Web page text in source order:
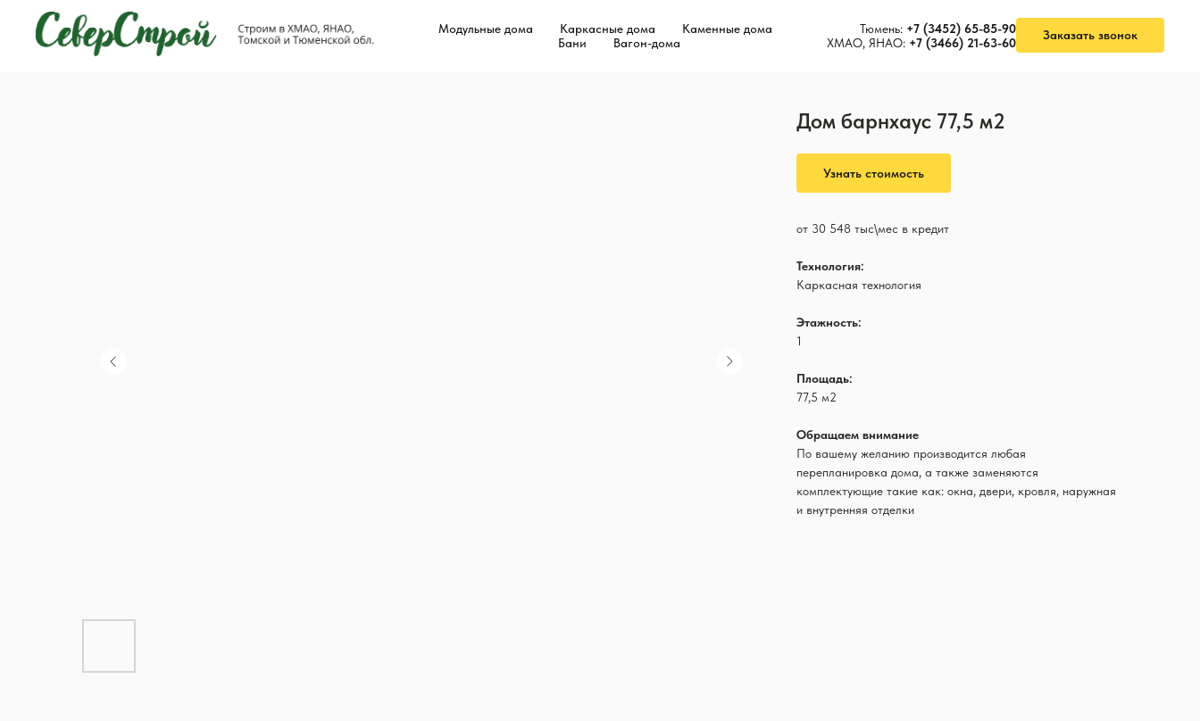
Модульные дома Каркасные дома
Каменные дома
Бани
Вагон-дома
Тюмень: +7 (3452) 65-85-90
ХМАО, ЯНАО: +7 (3466) 21-63-60
Заказать звонок
Дом барнхаус 77,5 м2
Узнать стоимость
от 30 548 тыс\мес в кредит
Технология:
Каркасная технология
Этажность:
1
Площадь:
77,5 м2
Обращаем внимание
По вашему желанию производится любая
перепланировка дома, а также заменяются
комплектующие такие как: окна, двери, кровля, наружная
и внутренняя отделки